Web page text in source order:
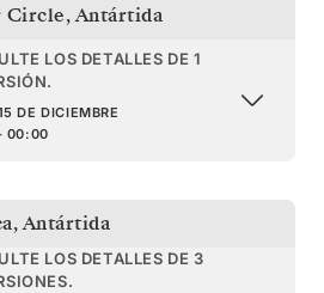
Circle,Antártida
LOS DETALLES DE 1
DE DICIEMBRE
00:00
,Antártida
LOS DETALLES DE 3